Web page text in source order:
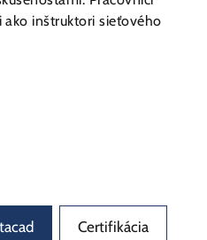
ako inštruktori sieťového
Certifikácia